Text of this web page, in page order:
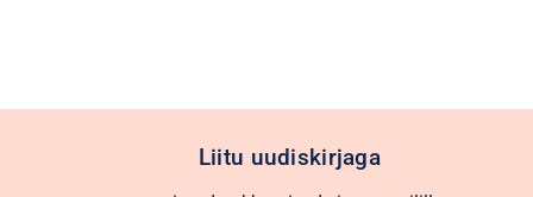
Liitu uudiskirjaga